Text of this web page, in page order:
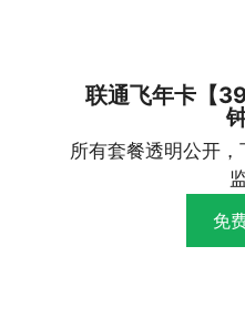
联通飞年卡【
所有套餐透明公开
免